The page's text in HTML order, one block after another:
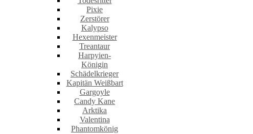
Pixie
Zerstörer
Kalypso
Hexenmeister
Treantaur
Harpyien-
Königin
Schädelkrieger
Kapitän Weißbart
Gargoyle
Candy Kane
Arktika
Valentina
Phantomkönig